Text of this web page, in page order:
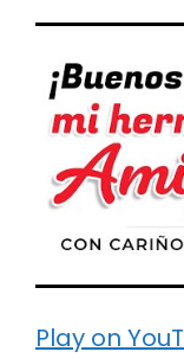
Play on